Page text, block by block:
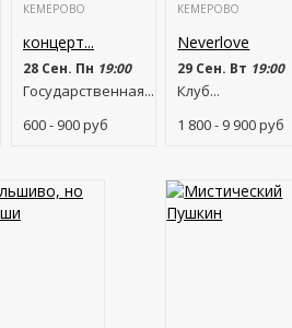
КЕМЕРОВО
концерт...
28 Сен. Пн 19:00
Государственная...
600 - 900руб
КЕМЕРОВО
Neverlove
29 Сен. Вт 19:00
Клуб...
1 800 - 9 900руб